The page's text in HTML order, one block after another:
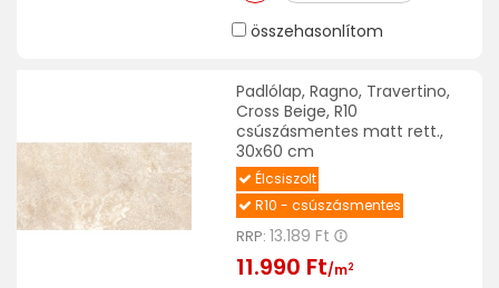
összehasonlítom
Padlólap, Ragno, Travertino,
Cross Beige, R10
csúszásmentes matt rett.,
30x60 cm
Élcsiszolt
R10 - csúszásmentes
RRP: 13.189 Ft
11.990 Ft/m2